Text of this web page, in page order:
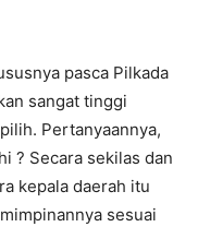
pasca Pilkada
sangat tinggi
Pertanyaannya,
? Secara sekilas dan
kepala daerah itu
sesuai